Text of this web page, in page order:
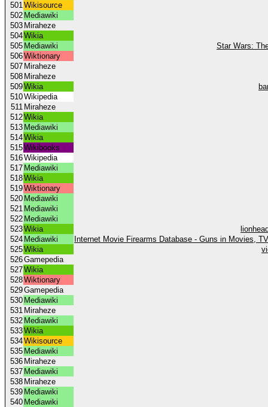
501Wikisource
502 Mediawiki
503 Miraheze
504Wikia
505 Mediawiki
Star Wars:
506Wiktionary
507 Miraheze
508 Miraheze
509Wikia
510Wikipedia
511 Miraheze
512Wikia
513 Mediawiki
514Wikia
515Wikibooks
516Wikipedia
517 Mediawiki
518Wikia
519Wiktionary
520 Mediawiki
521 Mediawiki
522 Mediawiki
523Wikia
524 Mediawiki
Internet Movie Firearms Database - Guns in Movies,
525Wikia
526Gamepedia
527Wikia
528Wiktionary
529Gamepedia
530 Mediawiki
531 Miraheze
532 Mediawiki
533Wikia
534Wikisource
535 Mediawiki
536 Miraheze
537 Mediawiki
538 Miraheze
539 Mediawiki
540 Mediawiki